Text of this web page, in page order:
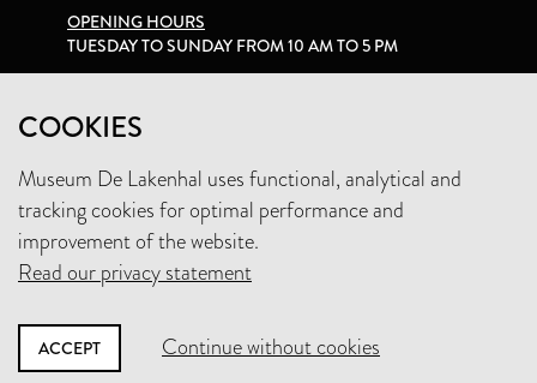
COOKIES
Museum De Lakenhal uses functional, analytical and
tracking cookies for optimal performance and
improvement of the website.
Read our privacy statement
ACCEPT Continue without cookies
OPENING HOURS
TUESDAY TO SUNDAY FROM 10 AM TO 5 PM
+31 (0)71 5165360
INFO@LAKENHAL.NL
SUPPORT THE MUSEUM
NEWSLETTER